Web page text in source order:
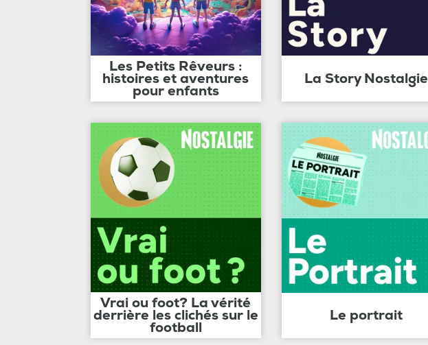
Les Petits Rêveurs :
histoires et aventures
pour enfants
La Story Nostalgie
Vrai ou foot? La vérité
derrière les clichés sur le
football
Le portrait